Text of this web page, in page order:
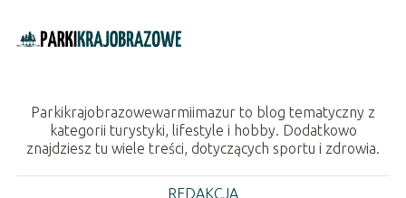
Parkikrajobrazowewarmiimazur to blog tematyczny z
kategorii turystyki, lifestyle i hobby. Dodatkowo
znajdziesz tu wiele treści, dotyczących sportu i zdrowia.
REDAKCJA